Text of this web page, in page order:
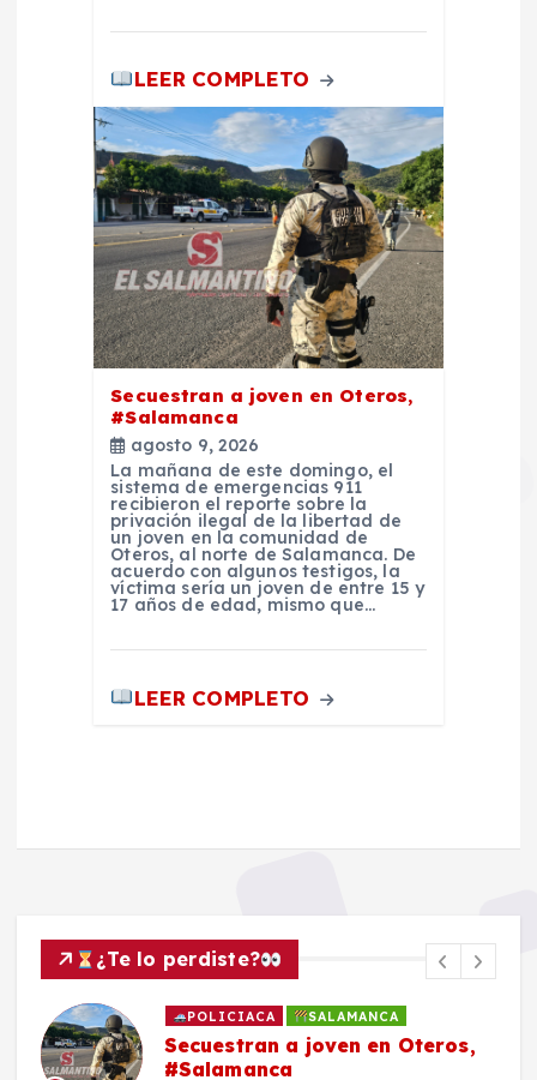
LEER COMPLETO
Secuestran a joven en Oteros,
#Salamanca
agosto 9, 2026
La mañana de este domingo, el
sistema de emergencias 911
recibieron el reporte sobre la
privación ilegal de la libertad de
un joven en la comunidad de
Oteros, al norte de Salamanca. De
acuerdo con algunos testigos, la
víctima sería un joven de entre 15 y
17 años de edad, mismo que…
LEER COMPLETO
¿Te lo perdiste?
POLICIACA SALAMANCA
Secuestran a joven en Oteros,
#Salamanca